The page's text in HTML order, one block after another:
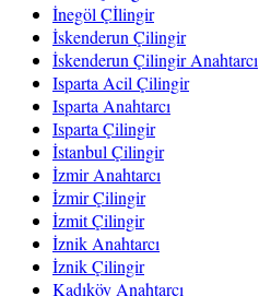
İnegöl Çİlingir
İskenderun Çilingir
İskenderun Çilingir Anahtarcı
Isparta Acil Çilingir
Isparta Anahtarcı
Isparta Çilingir
İstanbul Çilingir
İzmir Anahtarcı
İzmir Çilingir
İzmit Çilingir
İznik Anahtarcı
İznik Çilingir
Kadıköy Anahtarcı